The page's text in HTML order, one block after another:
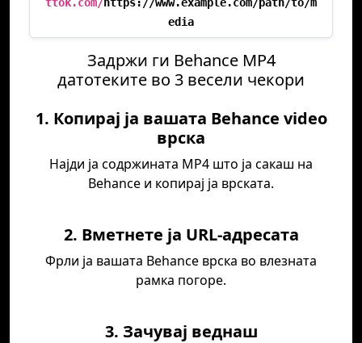
edia
Задржи ги Behance MP4
датотеките во 3 весели чекори
1. Копирај ја вашата Behance video
врска
Најди ја содржината MP4 што ја сакаш на
Behance и копирај ја врската.
2. Вметнете ја URL-адресата
Фрли ја вашата Behance врска во влезната
рамка погоре.
3. Зачувај веднаш